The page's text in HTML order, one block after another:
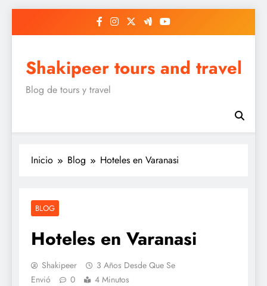
Shakipeer tours and travel
Blog de tours y travel
Inicio Blog Hoteles en Varanasi
BLOG
Hoteles en Varanasi
Shakipeer
3 Años Desde Que Se
Envió
0 4 Minutos